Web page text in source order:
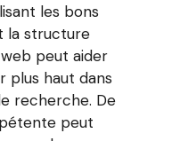
les bons
la structure
peut aider
plus haut dans
recherche. De
peut